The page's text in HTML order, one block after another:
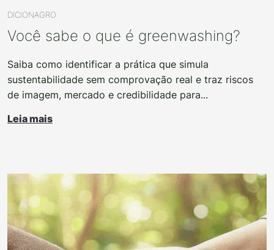
DICIONAGRO
Você sabe o que é greenwashing?
Saiba como identificar a prática que simula
sustentabilidade sem comprovação real e traz riscos
de imagem, mercado e credibilidade para...
Leia mais